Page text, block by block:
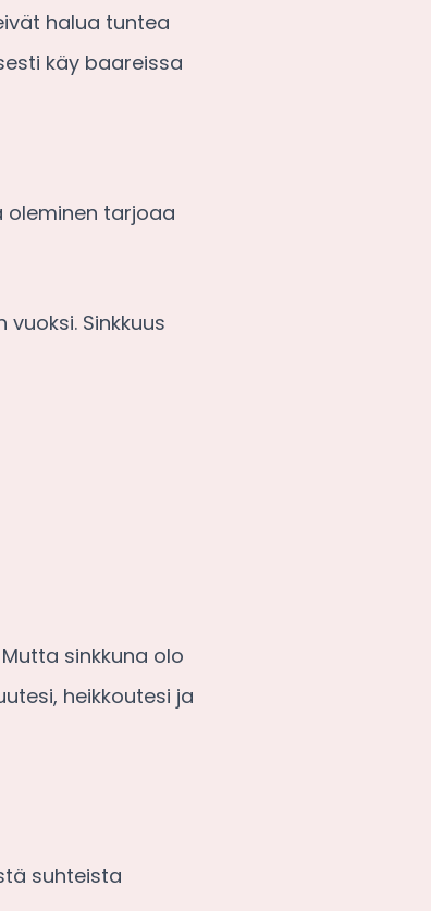
halua tuntea
käy baareissa
oleminen tarjoaa
Sinkkuus
sinkkuna olo
heikkoutesi ja
suhteista